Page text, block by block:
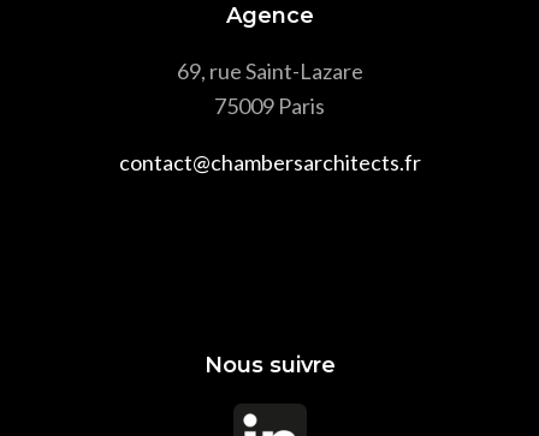
Agence
69, rue Saint-Lazare
75009 Paris
contact@chambersarchitects.fr
Nous suivre